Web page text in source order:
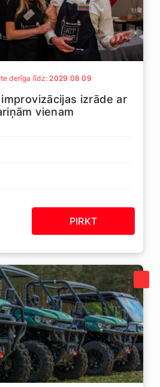
derīga līdz: 2029 08 09
izrāde ar
vienam
PIRKT